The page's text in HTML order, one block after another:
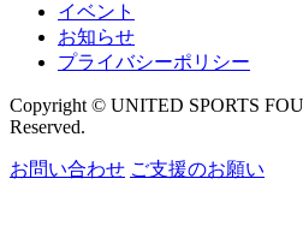
イベント
お知らせ
プライバシーポリシー
Copyright © UNITED SPORTS
Reserved.
お問い合わせ ご支援のお願い